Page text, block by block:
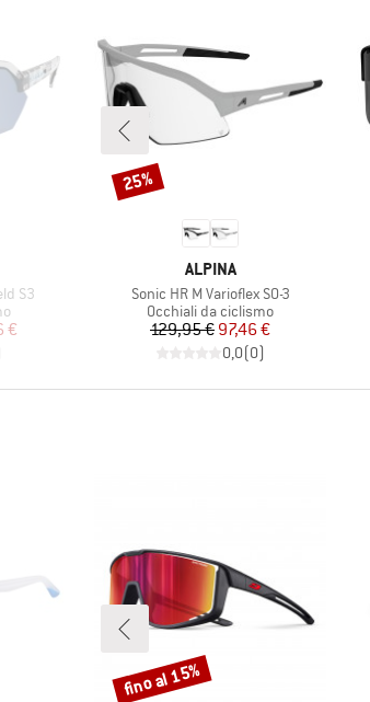
S3
€
MARCHIO
ALPINA
Articolo
Sonic HR M Varioflex S0-3
Gruppo di prodotti
Occhiali da ciclismo
Prezzo
129,95 €Prezzo ridotto
97,46 €
0,0(0)
Sconto
25%
Sconto
fino al 15%